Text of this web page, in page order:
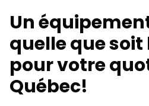
Un
quelle que
pour votre
Québec!